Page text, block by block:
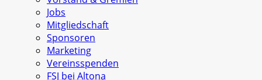
Jobs
Mitgliedschaft
Sponsoren
Marketing
Vereinsspenden
FSJ bei Altona